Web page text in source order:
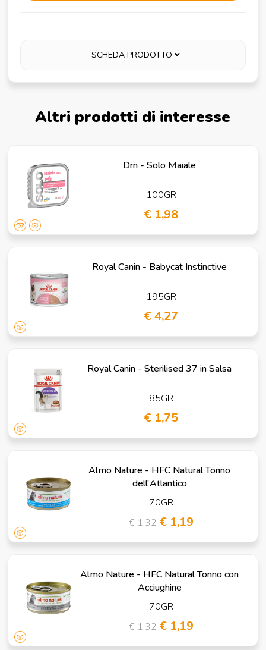
SCHEDA PRODOTTO
Altri prodotti di interesse
Drn - Solo Maiale
100GR
€ 1,98
Royal Canin - Babycat Instinctive
195GR
€ 4,27
Royal Canin - Sterilised 37 in Salsa
85GR
€ 1,75
Almo Nature - HFC Natural Tonno
dell'Atlantico
70GR
€ 1,32 € 1,19
Almo Nature - HFC Natural Tonno con
Acciughine
70GR
€ 1,32 € 1,19